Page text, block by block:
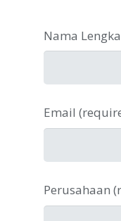
Nama
Email
Perusahaan